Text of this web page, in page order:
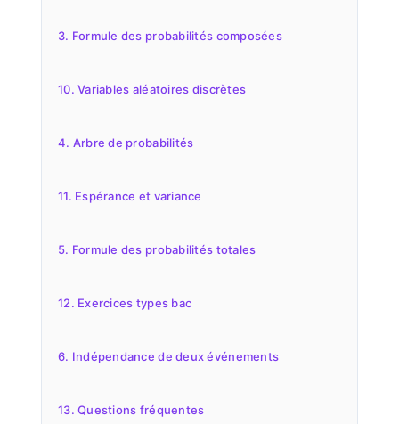
3. Formule des probabilités composées
10. Variables aléatoires discrètes
4. Arbre de probabilités
11. Espérance et variance
5. Formule des probabilités totales
12. Exercices types bac
6. Indépendance de deux événements
13. Questions fréquentes